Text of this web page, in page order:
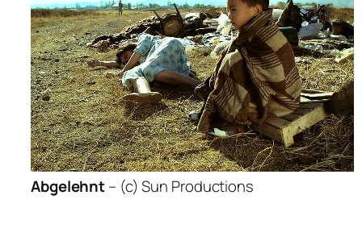
Abgelehnt– (c) Sun Productions